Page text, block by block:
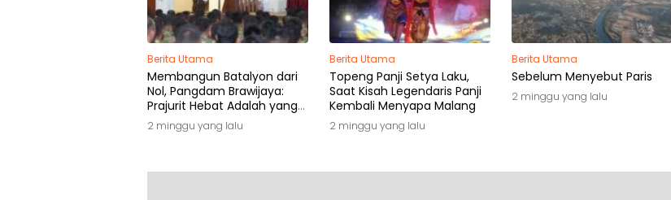
Berita Utama
Membangun Batalyon dari
Nol, Pangdam Brawijaya:
Prajurit Hebat Adalah yang
Dibutuhkan Rakyat
2 minggu yang lalu
Berita Utama
Topeng Panji Setya Laku,
Saat Kisah Legendaris Panji
Kembali Menyapa Malang
2 minggu yang lalu
Berita Utama
Sebelum Menyebut Paris
2 minggu yang lalu